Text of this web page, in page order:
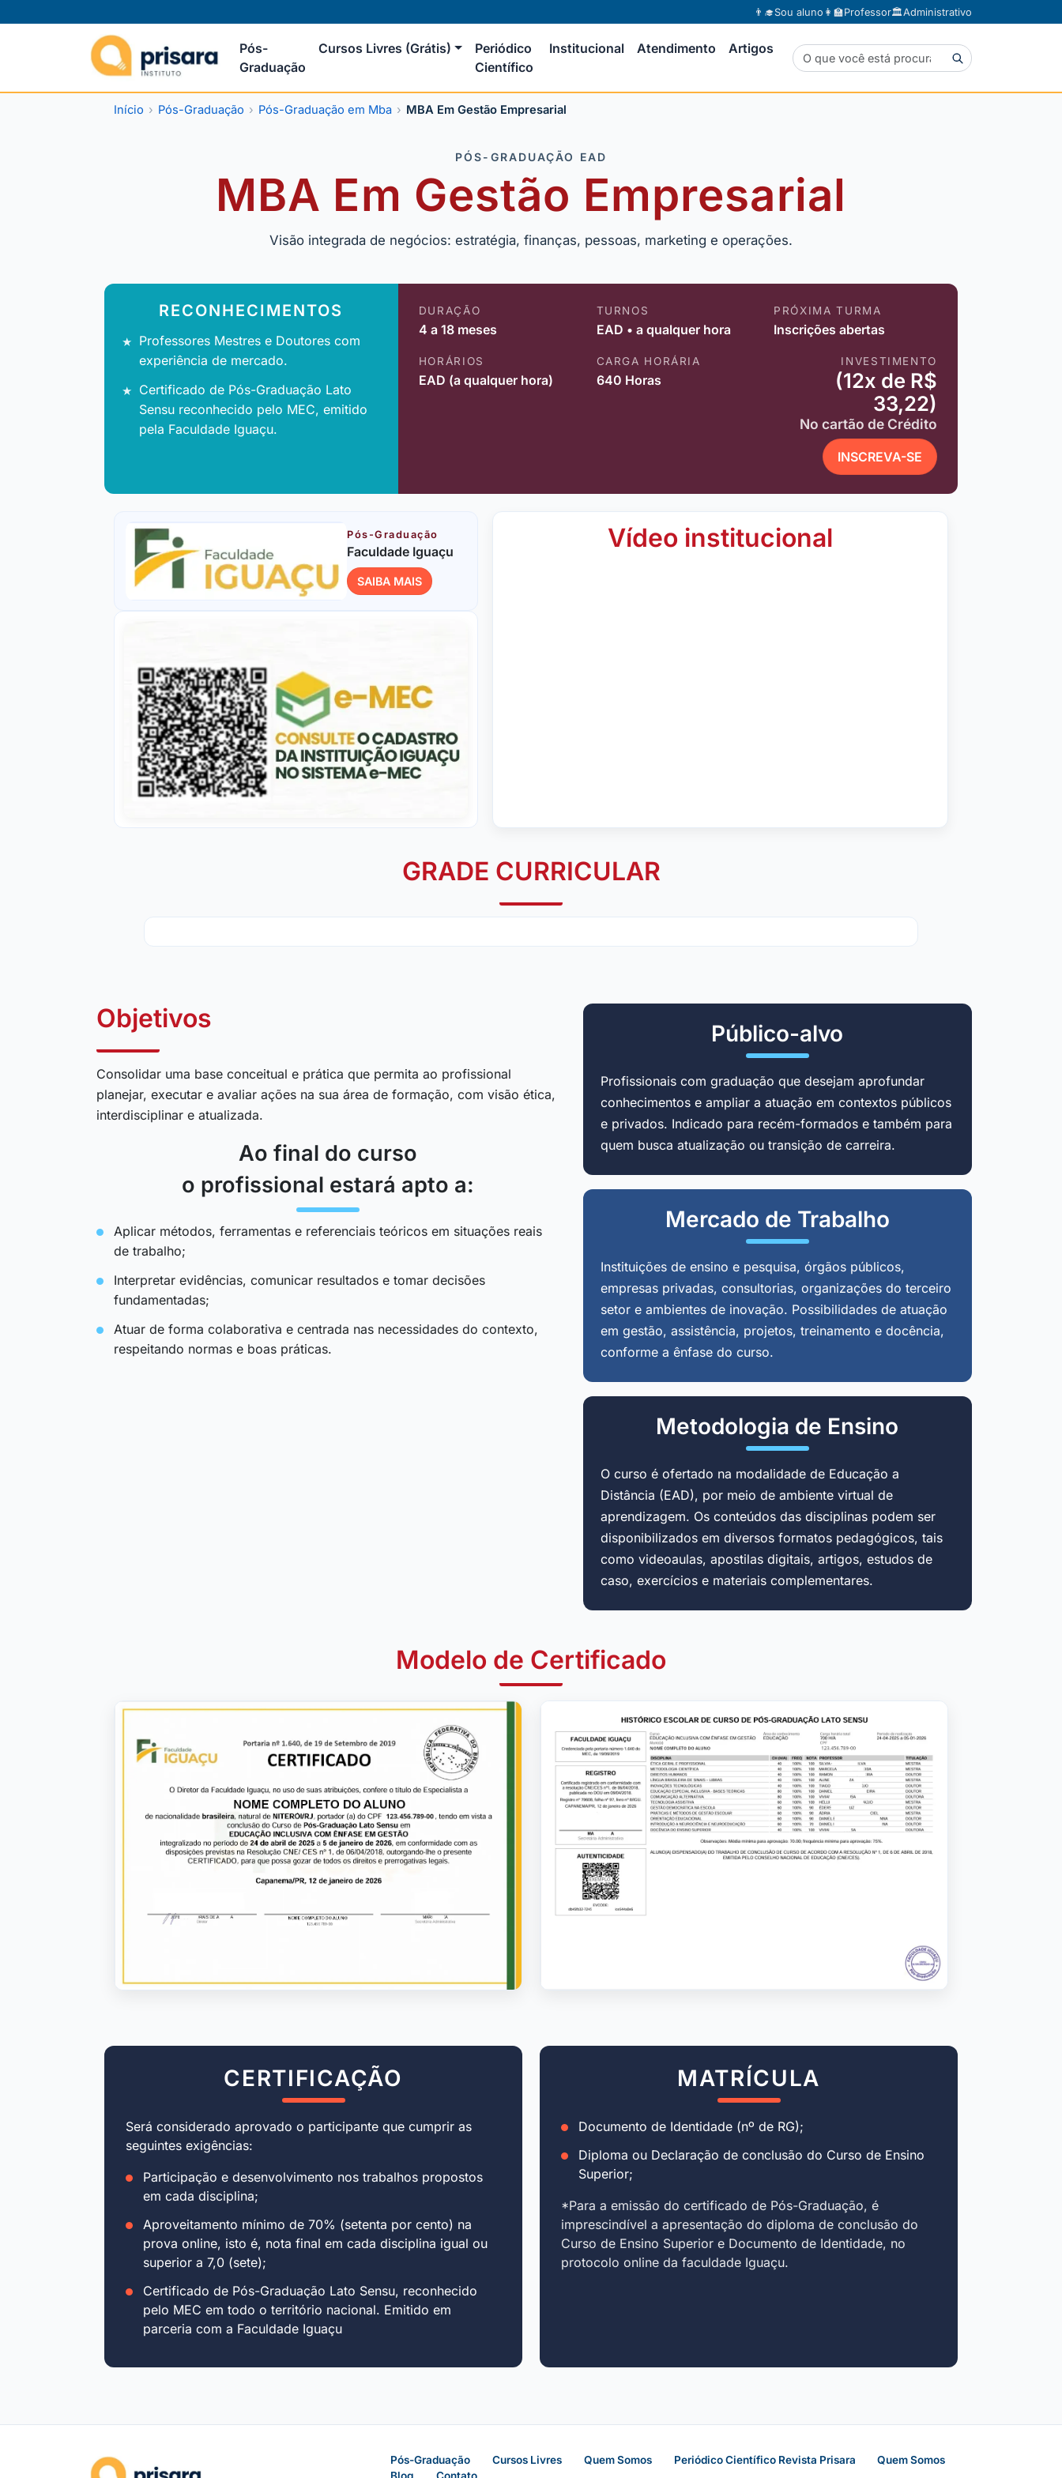
👨‍🎓Sou aluno 👩‍🏫Professor🏛️Administrativo
Pós-
Graduação
Cursos Livres (Grátis)
Periódico
Científico
Institucional Atendimento Artigos
Início Pós-Graduação Pós-Graduação em Mba MBA Em Gestão Empresarial
PÓS-GRADUAÇÃO EAD
MBA Em Gestão Empresarial
Visão integrada de negócios: estratégia, finanças, pessoas, marketing e operações.
RECONHECIMENTOS
Professores Mestres e Doutores com
experiência de mercado.
Certificado de Pós-Graduação Lato
Sensu reconhecido pelo MEC, emitido
pela Faculdade Iguaçu.
DURAÇÃO
4 a 18 meses
TURNOS
EAD • a qualquer hora
PRÓXIMA TURMA
Inscrições abertas
HORÁRIOS
EAD (a qualquer hora)
CARGA HORÁRIA
640 Horas
INVESTIMENTO
(12x de R$
33,22)
No cartão de Crédito
INSCREVA-SE
Pós-Graduação
Faculdade Iguaçu
SAIBA MAIS
Vídeo institucional
GRADE CURRICULAR
Objetivos
Consolidar uma base conceitual e prática que permita ao profissional
planejar, executar e avaliar ações na sua área de formação, com visão ética,
interdisciplinar e atualizada.
Ao final do curso
o profissional estará apto a:
Aplicar métodos, ferramentas e referenciais teóricos em situações reais
de trabalho;
Interpretar evidências, comunicar resultados e tomar decisões
fundamentadas;
Atuar de forma colaborativa e centrada nas necessidades do contexto,
respeitando normas e boas práticas.
Público-alvo
Profissionais com graduação que desejam aprofundar
conhecimentos e ampliar a atuação em contextos públicos
e privados. Indicado para recém-formados e também para
quem busca atualização ou transição de carreira.
Mercado de Trabalho
Instituições de ensino e pesquisa, órgãos públicos,
empresas privadas, consultorias, organizações do terceiro
setor e ambientes de inovação. Possibilidades de atuação
em gestão, assistência, projetos, treinamento e docência,
conforme a ênfase do curso.
Metodologia de Ensino
O curso é ofertado na modalidade de Educação a
Distância (EAD), por meio de ambiente virtual de
aprendizagem. Os conteúdos das disciplinas podem ser
disponibilizados em diversos formatos pedagógicos, tais
como videoaulas, apostilas digitais, artigos, estudos de
caso, exercícios e materiais complementares.
Modelo de Certificado
CERTIFICAÇÃO
Será considerado aprovado o participante que cumprir as
seguintes exigências:
Participação e desenvolvimento nos trabalhos propostos
em cada disciplina;
Aproveitamento mínimo de 70% (setenta por cento) na
prova online, isto é, nota final em cada disciplina igual ou
superior a 7,0 (sete);
Certificado de Pós-Graduação Lato Sensu, reconhecido
pelo MEC em todo o território nacional. Emitido em
parceria com a Faculdade Iguaçu
MATRÍCULA
Documento de Identidade (nº de RG);
Diploma ou Declaração de conclusão do Curso de Ensino
Superior;
*Para a emissão do certificado de Pós-Graduação, é
imprescindível a apresentação do diploma de conclusão do
Curso de Ensino Superior e Documento de Identidade, no
protocolo online da faculdade Iguaçu.
Pós-Graduação Cursos Livres Quem Somos Periódico Científico Revista Prisara
Quem Somos